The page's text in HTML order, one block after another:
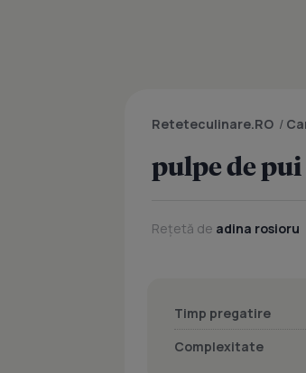
Reteteculinare.RO /
pulpe de pui
Rețetă de adina rosioru
Timp pregatire
Complexitate